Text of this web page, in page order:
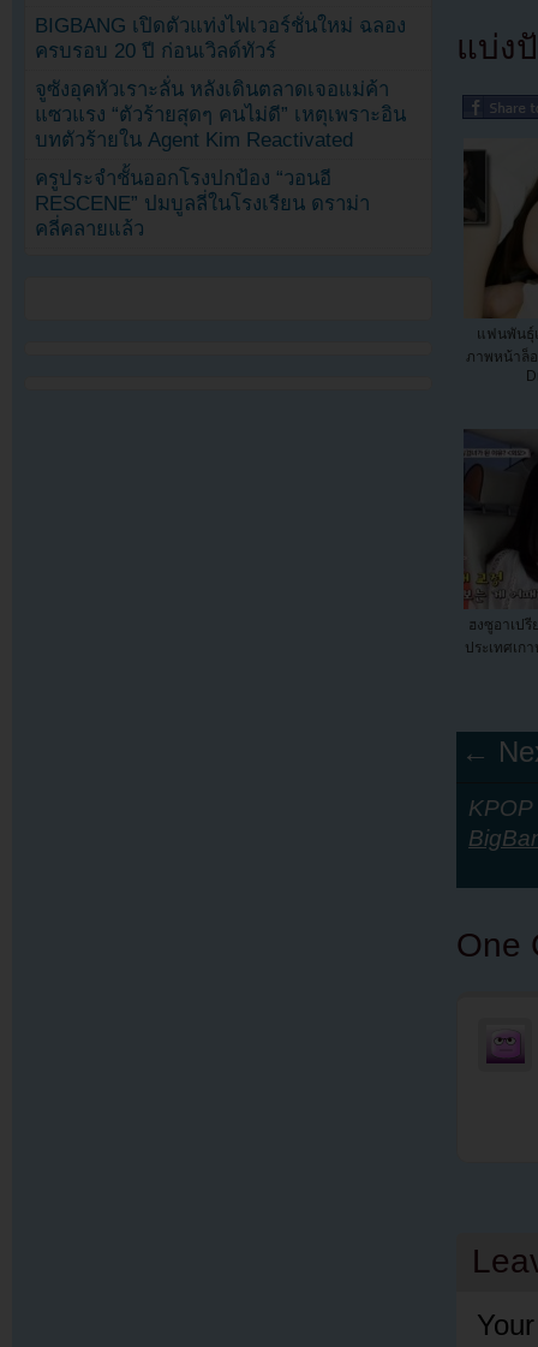
แบ่ง
แฟนพันธุ์
ภาพหน้าล็
ฮงซูอาเป
ประเทศเก
←
One
BIGBANG เปิดตัวแท่งไฟเวอร์ชั่นใหม่ ฉลอง
ครบรอบ 20 ปี ก่อนเวิลด์ทัวร์
จูซังอุคหัวเราะลั่น หลังเดินตลาดเจอแม่ค้า
แซวแรง “ตัวร้ายสุดๆ คนไม่ดี” เหตุเพราะอิน
บทตัวร้ายใน Agent Kim Reactivated
ครูประจำชั้นออกโรงปกป้อง “วอนอี
RESCENE” ปมบูลลี่ในโรงเรียน ดราม่า
คลี่คลายแล้ว